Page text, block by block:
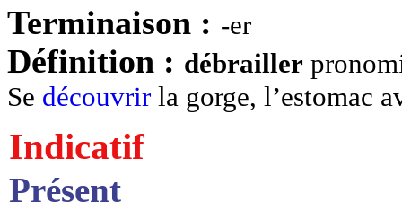
Terminaison : -er
Définition : débrailler
Se découvrir la gorge, l’estomac
Indicatif
Présent